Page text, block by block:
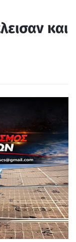
και